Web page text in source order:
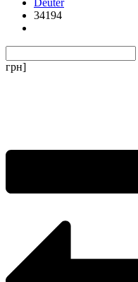
34194
грн]